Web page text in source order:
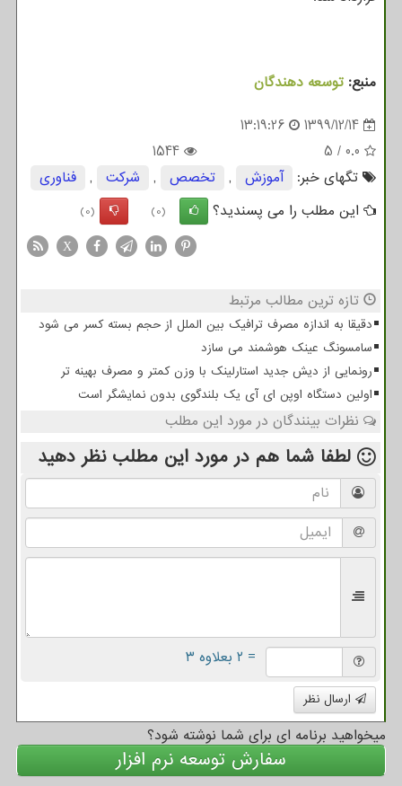
منبع: توسعه دهندگان
1399/12/14
13:19:26
0.0
/
5
1544
تگهای خبر:
آموزش , تخصص , شركت ,
فناوری
این مطلب را می پسندید؟
(0)
(0)
X
تازه ترین مطالب مرتبط
دقیقا به اندازه مصرف ترافیک بین الملل از حجم بسته کسر می شود
سامسونگ عینک هوشمند می سازد
رونمایی از دیش جدید استارلینک با وزن کمتر و مصرف بهینه تر
اولین دستگاه اوپن ای آی یک بلندگوی بدون نمایشگر است
نظرات بینندگان در مورد این مطلب
لطفا شما هم در مورد این مطلب نظر دهید
= ۲ بعلاوه ۳
ارسال نظر
میخواهید برنامه ای برای شما نوشته شود؟
سفارش توسعه نرم افزار